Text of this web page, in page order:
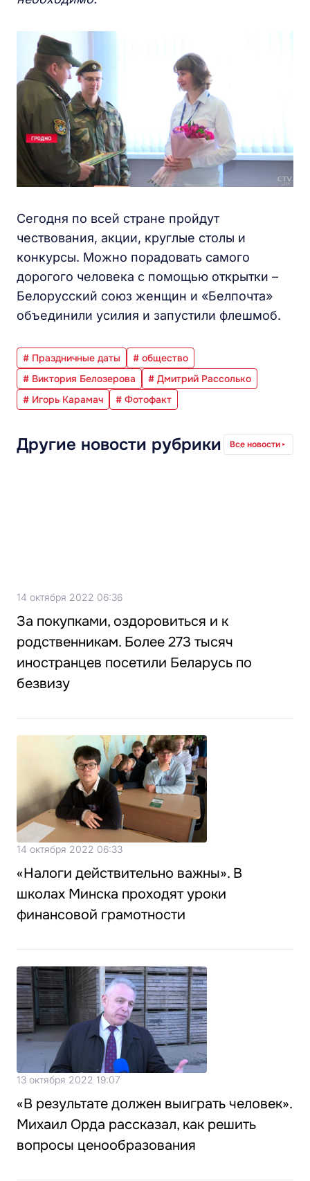
Сегодня по всей стране пройдут
чествования, акции, круглые столы и
конкурсы. Можно порадовать самого
дорогого человека с помощью открытки –
Белорусский союз женщин и «Белпочта»
объединили усилия и запустили флешмоб.
# Праздничные даты
# общество
# Виктория Белозерова
# Дмитрий Рассолько
# Игорь Карамач
# Фотофакт
Другие новости рубрики Все новости
14 октября 2022 06:36
За покупками, оздоровиться и к
родственникам. Более 273 тысяч
иностранцев посетили Беларусь по
безвизу
14 октября 2022 06:33
«Налоги действительно важны». В
школах Минска проходят уроки
финансовой грамотности
13 октября 2022 19:07
«В результате должен выиграть человек».
Михаил Орда рассказал, как решить
вопросы ценообразования